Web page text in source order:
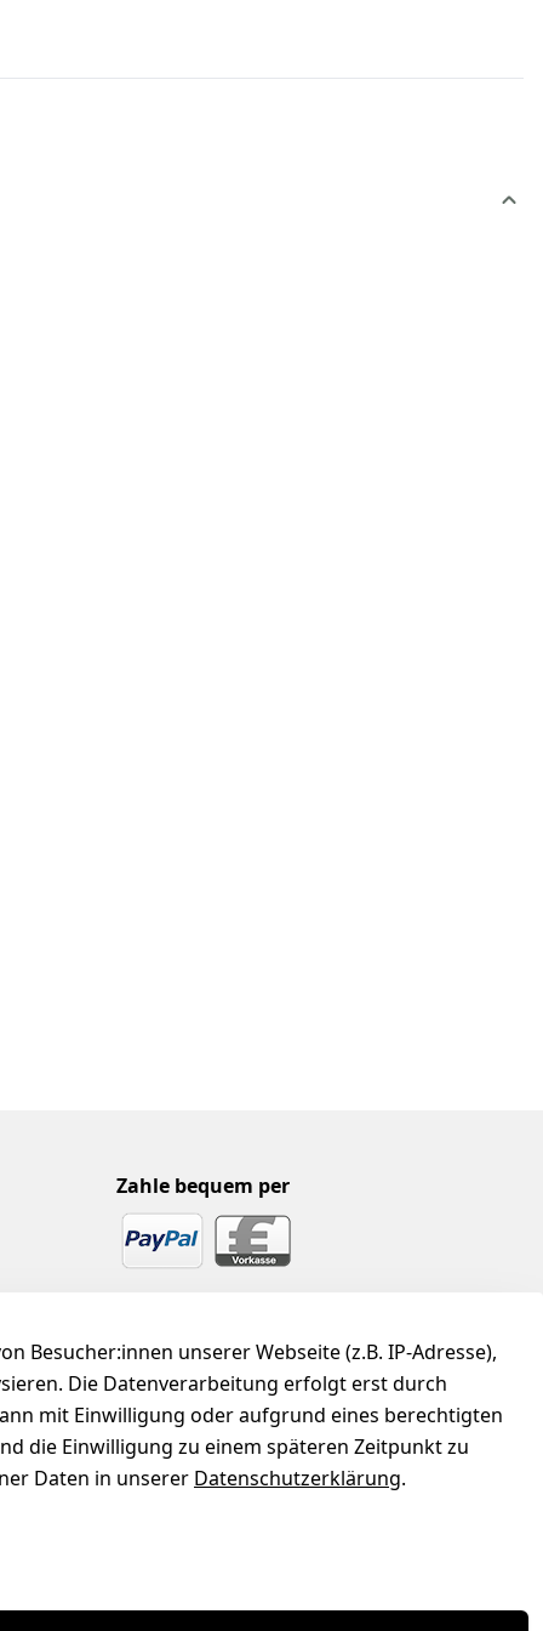
Besucher:innen unserer Webseite (z.B. IP-Adresse),
Die Datenverarbeitung erfolgt erst durch
mit Einwilligung oder aufgrund eines berechtigten
die Einwilligung zu einem späteren Zeitpunkt zu
Daten in unserer Datenschutzerklärung.
Zahle bequem per